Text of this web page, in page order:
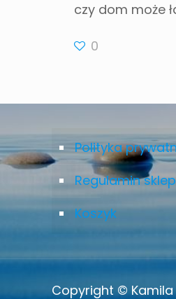
czy dom może
0
Polityka
Regulamin
Koszyk
Copyright ©